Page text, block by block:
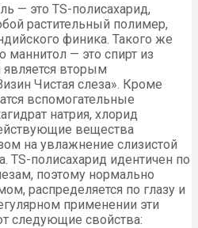
— это TS-полисахарид,
растительный полимер,
финика. Такого же
— это спирт из
вторым
Чистая слеза». Кроме
вспомогательные
натрия, хлорид
вещества
на увлажнение слизистой
TS-полисахарид идентичен по
поэтому нормально
распределяется по глазу и
применении эти
следующие свойства: